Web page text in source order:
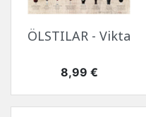
ÖLSTILAR - Vikta
Pris
8,99 €